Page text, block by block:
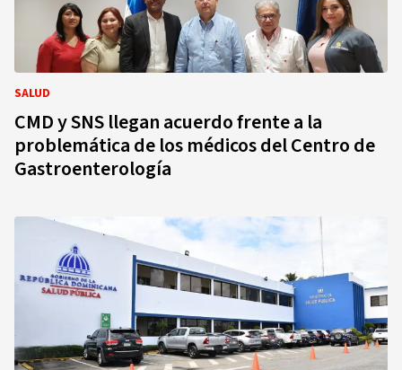
SALUD
CMD y SNS llegan acuerdo frente a la
problemática de los médicos del Centro de
Gastroenterología